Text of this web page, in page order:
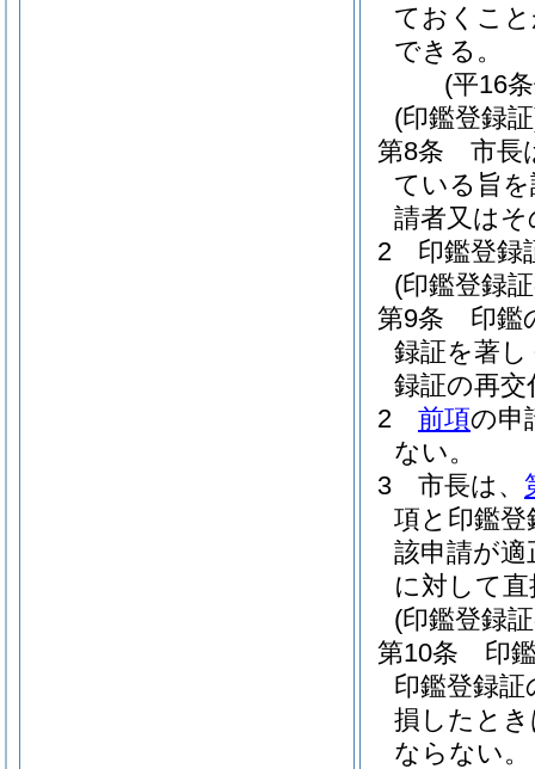
ておくこ
できる。
(平16
(印鑑登録
第8条
市長
ている旨
請者又は
2
印鑑登録
(印鑑登録
第9条
印鑑
録証を著
録証の再
2
前項の申
ない。
3
市長は、
項と印鑑登
該申請が
に対して
(印鑑登録
第10条
印
印鑑登録
損したと
ならない。